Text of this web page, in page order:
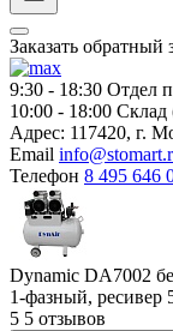
Заказать обратный
9:30 - 18:30 Отдел
10:00 - 18:00
Адрес: 117420, г.
Email
Телефон 8 495 646
Dynamic DA7002
1-фазный, ресивер
5 5 отзывов